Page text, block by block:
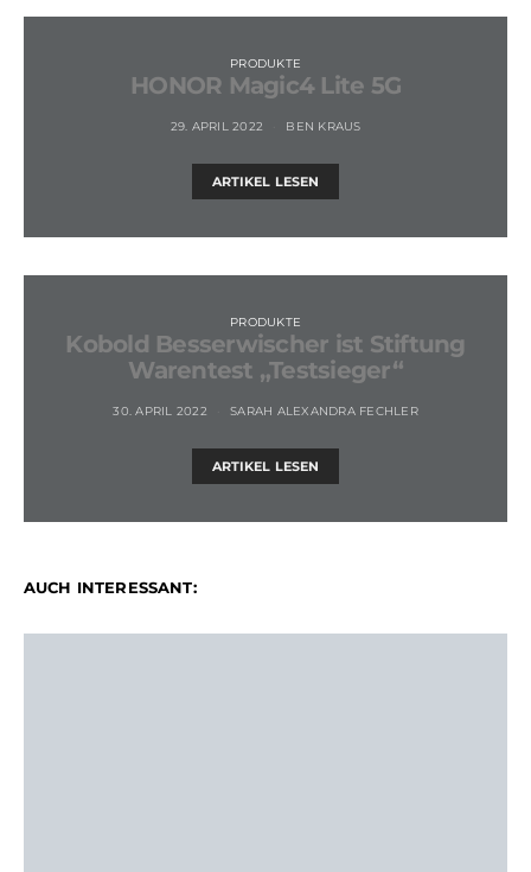
PRODUKTE
HONOR Magic4 Lite 5G
29. APRIL 2022 BEN KRAUS
ARTIKEL LESEN
PRODUKTE
Kobold Besserwischer ist Stiftung
Warentest „Testsieger“
30. APRIL 2022 SARAH ALEXANDRA FECHLER
ARTIKEL LESEN
AUCH INTERESSANT: